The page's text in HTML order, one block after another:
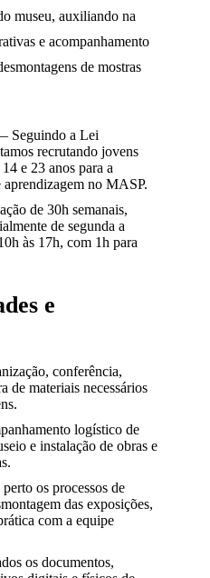
museu, auxiliando na
e acompanhamento
de mostras
Seguindo a Lei
recrutando jovens
e 23 anos para a
no MASP.
de 30h semanais,
de segunda a
às 17h, com 1h para
e
conferência,
de materiais necessários
logístico de
e instalação de obras e
os processos de
das exposições,
com a equipe
os documentos,